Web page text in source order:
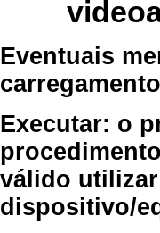
Eventuais
Executar: o
válido
dispositivo/